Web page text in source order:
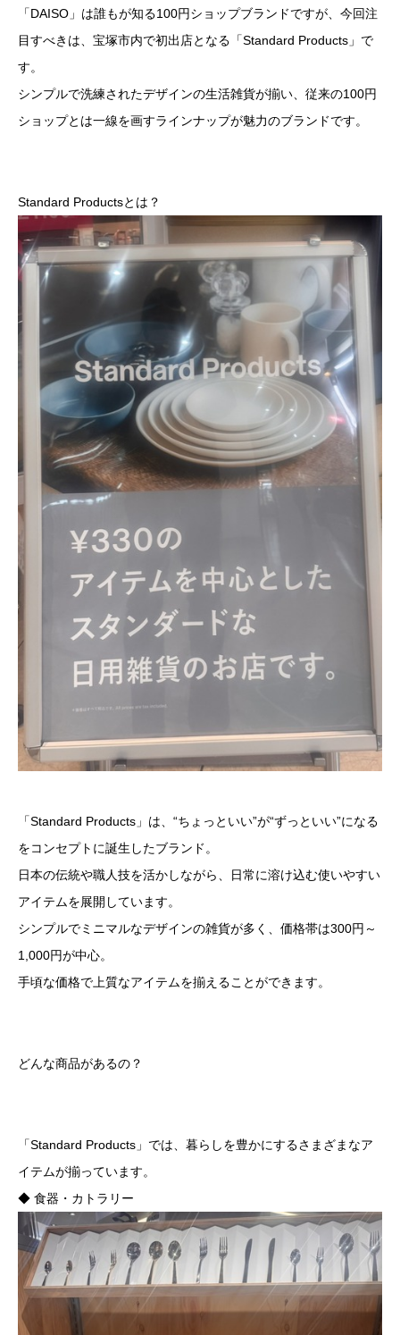
「DAISO」は誰もが知る100円ショップブランドですが、今回注
目すべきは、宝塚市内で初出店となる「Standard Products」で
す。
シンプルで洗練されたデザインの生活雑貨が揃い、従来の100円
ショップとは一線を画すラインナップが魅力のブランドです。
Standard Productsとは？
「Standard Products」は、“ちょっといい”が“ずっといい”になる
をコンセプトに誕生したブランド。
日本の伝統や職人技を活かしながら、日常に溶け込む使いやすい
アイテムを展開しています。
シンプルでミニマルなデザインの雑貨が多く、価格帯は300円～
1,000円が中心。
手頃な価格で上質なアイテムを揃えることができます。
どんな商品があるの？
「Standard Products」では、暮らしを豊かにするさまざまなア
イテムが揃っています。
◆ 食器・カトラリー